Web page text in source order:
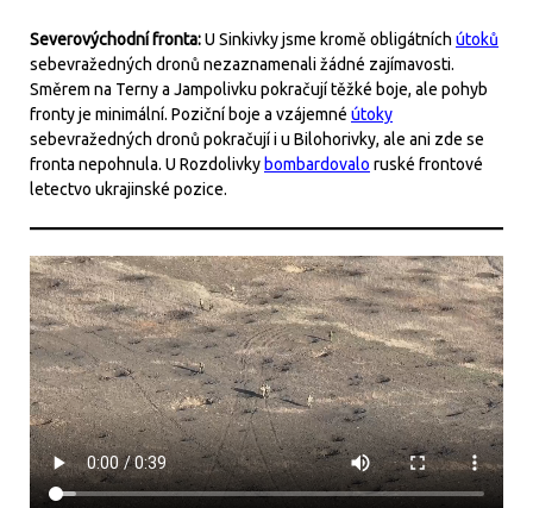
Severovýchodní fronta:U Sinkivky jsme kromě obligátních útoků
sebevražedných dronů nezaznamenali žádné zajímavosti.
Směrem na Terny a Jampolivku pokračují těžké boje, ale pohyb
fronty je minimální. Poziční boje a vzájemné útoky
sebevražedných dronů pokračují i u Bilohorivky, ale ani zde se
fronta nepohnula. U Rozdolivkybombardovalo ruské frontové
letectvo ukrajinské pozice.